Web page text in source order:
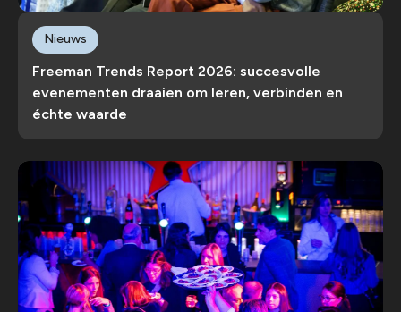
Freeman Trends Report 2026: succesvolle
evenementen draaien om leren, verbinden en
échte waarde
Nieuws